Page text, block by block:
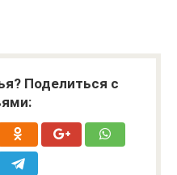
Поделиться с